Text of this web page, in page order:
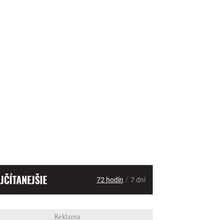
72 hodín / 7 dní
Reklama